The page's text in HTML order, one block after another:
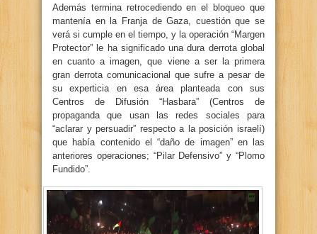
Además termina retrocediendo en el bloqueo que
mantenía en la Franja de Gaza, cuestión que se
verá si cumple en el tiempo, y la operación “Margen
Protector” le ha significado una dura derrota global
en cuanto a imagen, que viene a ser la primera
gran derrota comunicacional que sufre a pesar de
su experticia en esa área planteada con sus
Centros de Difusión “Hasbara” (Centros de
propaganda que usan las redes sociales para
“aclarar y persuadir” respecto a la posición israelí)
que había contenido el “daño de imagen” en las
anteriores operaciones; “Pilar Defensivo” y “Plomo
Fundido”.